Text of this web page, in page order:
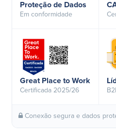
Proteção de Dados
Em conformidade
Great Place to Work
Certificada 2025/26
Conexão segura e dados